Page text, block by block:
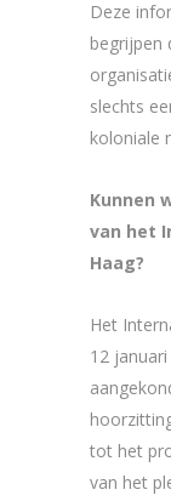
Deze
begrijpen
slechts
koloniale
Kunnen
van het
Haag?
Het
12
tot het
van het